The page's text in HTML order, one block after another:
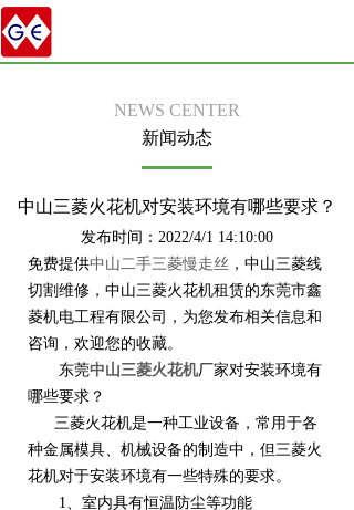
NEWS CENTER
新闻动态
中山三菱火花机对安装环境有哪些要求？
发布时间：2022/4/1 14:10:00
免费提供中山二手三菱慢走丝 ，中山三菱线
切割维修，中山三菱火花机租赁的东莞市鑫
菱机电工程有限公司，为您发布相关信息和
咨询，欢迎您的收藏。
东莞中山三菱火花机厂家对安装环境有
哪些要求？
三菱火花机是一种工业设备，常用于各
种金属模具、机械设备的制造中，但三菱火
花机对于安装环境有一些特殊的要求。
1、室内具有恒温防尘等功能